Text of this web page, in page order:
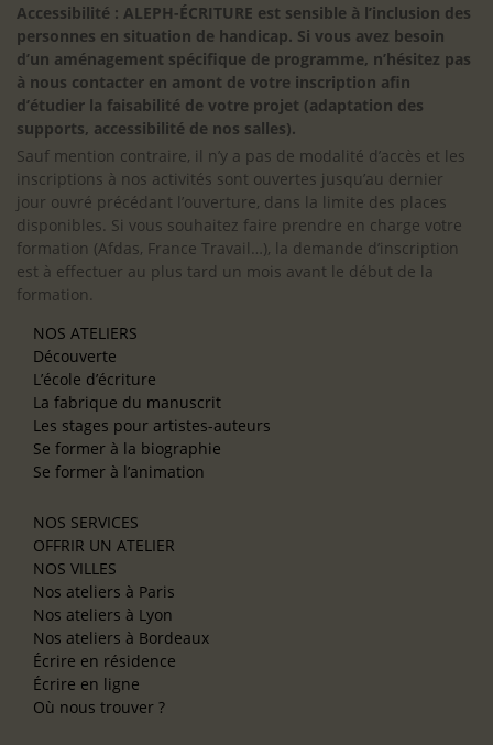
Accessibilité : ALEPH-ÉCRITURE est sensible à l’inclusion des
personnes en situation de handicap. Si vous avez besoin
d’un aménagement spécifique de programme, n’hésitez pas
à nous contacter en amont de votre inscription afin
d’étudier la faisabilité de votre projet (adaptation des
supports, accessibilité de nos salles).
Sauf mention contraire, il n’y a pas de modalité d’accès et les
inscriptions à nos activités sont ouvertes jusqu’au dernier
jour ouvré précédant l’ouverture, dans la limite des places
disponibles. Si vous souhaitez faire prendre en charge votre
formation (Afdas, France Travail…), la demande d’inscription
est à effectuer au plus tard un mois avant le début de la
formation.
NOS ATELIERS
Découverte
L’école d’écriture
La fabrique du manuscrit
Les stages pour artistes-auteurs
Se former à la biographie
Se former à l’animation
NOS SERVICES
OFFRIR UN ATELIER
NOS VILLES
Nos ateliers à Paris
Nos ateliers à Lyon
Nos ateliers à Bordeaux
Écrire en résidence
Écrire en ligne
Où nous trouver ?